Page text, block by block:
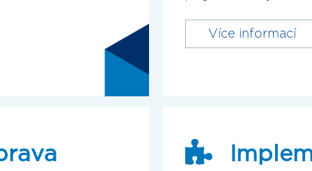
Více informací